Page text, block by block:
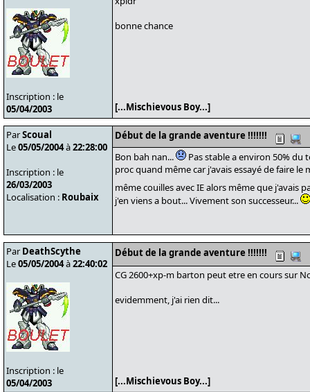
Inscription : le
05/04/2003
bonne chance
[...Mischievous Boy...]
ParScoual
Le05/05/2004à22:28:00
Inscription : le
26/03/2003
Localisation : Roubaix
Début de la grande aventure !!!!!!!
Bon bah nan...
Pas stable a environ 50% du
proc quand même car j'avais essayé de faire le
même couilles avec IE alors même que j'avais
j'en viens a bout... Vivement son successeur...
Par DeathScythe
Le05/05/2004à22:40:02
Inscription : le
05/04/2003
Début de la grande aventure !!!!!!!
CG 2600+xp-m barton peut etre en cours sur
evidemment, j'ai rien dit...
[...Mischievous Boy...]